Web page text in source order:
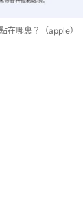
在哪裏？（apple）